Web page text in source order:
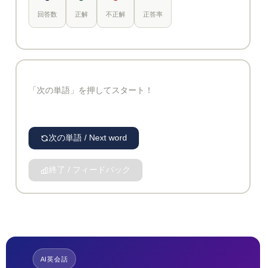
回答数 正解 不正解 正答率
「次の単語」を押してスタート！
次の単語 / Next word
終了 / フィードバック
AI英会話